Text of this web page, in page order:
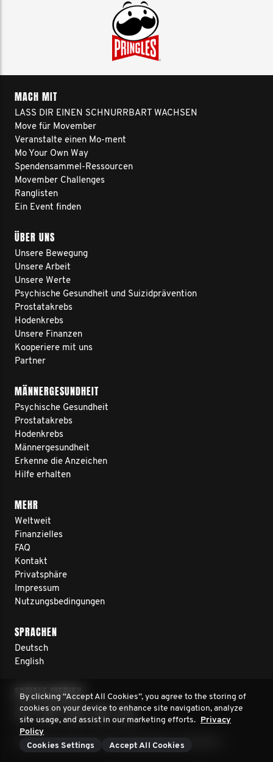
MACH MIT
LASS DIR EINEN SCHNURRBART WACHSEN
Move für Movember
Veranstalte einen Mo-ment
Mo Your Own Way
Spendensammel-Ressourcen
Movember Challenges
Ranglisten
Ein Event finden
ÜBER UNS
Unsere Bewegung
Unsere Arbeit
Unsere Werte
Psychische Gesundheit und Suizidprävention
Prostatakrebs
Hodenkrebs
Unsere Finanzen
Kooperiere mit uns
Partner
MÄNNERGESUNDHEIT
Psychische Gesundheit
Prostatakrebs
Hodenkrebs
Männergesundheit
Erkenne die Anzeichen
Hilfe erhalten
MEHR
Weltweit
Finanzielles
FAQ
Kontakt
Privatsphäre
Impressum
Nutzungsbedingungen
SPRACHEN
Deutsch
English
SOZIALE MEDIEN
© 2026 Movember Europe. Alle Rechte vorbehalten
By clicking “Accept All Cookies”, you agree to the storing of
cookies on your device to enhance site navigation, analyze
site usage, and assist in our marketing efforts. Privacy
Policy
Cookies Settings
Accept All Cookies